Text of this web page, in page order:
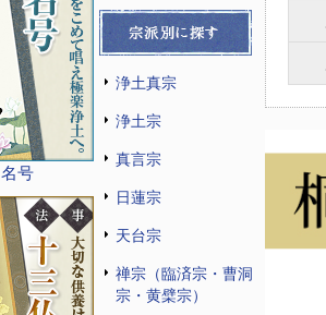
名号
浄土真宗
浄土宗
真言宗
日蓮宗
天台宗
禅宗（臨済宗・曹洞
宗・黄檗宗）